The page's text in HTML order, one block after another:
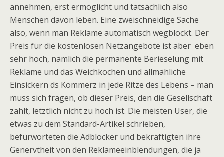
annehmen, erst ermöglicht und tatsächlich also
Menschen davon leben. Eine zweischneidige Sache
also, wenn man Reklame automatisch wegblockt. Der
Preis für die kostenlosen Netzangebote ist aber eben
sehr hoch, nämlich die permanente Berieselung mit
Reklame und das Weichkochen und allmähliche
Einsickern ds Kommerz in jede Ritze des Lebens – man
muss sich fragen, ob dieser Preis, den die Gesellschaft
zahlt, letztlich nicht zu hoch ist. Die meisten User, die
etwas zu dem Standard-Artikel schrieben,
befürworteten die Adblocker und bekräftigten ihre
Genervtheit von den Reklameeinblendungen, die ja